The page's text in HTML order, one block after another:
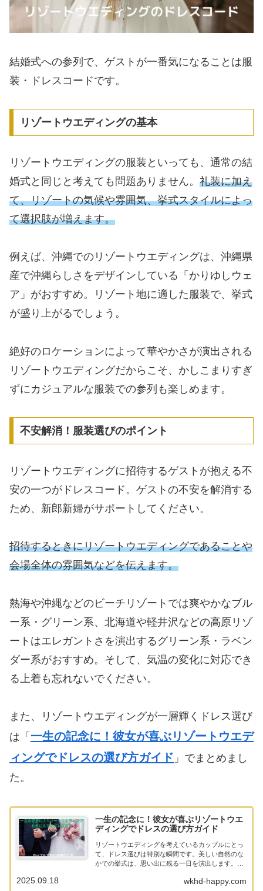
結婚式への参列で、ゲストが一番気になることは服
装・ドレスコードです。
リゾートウエディングの基本
リゾートウエディングの服装といっても、通常の結
婚式と同じと考えても問題ありません。 礼装に加え
て、リゾートの気候や雰囲気、挙式スタイルによっ
て選択肢が増えます。
例えば、沖縄でのリゾートウエディングは、沖縄県
産で沖縄らしさをデザインしている「かりゆしウェ
ア」がおすすめ。リゾート地に適した服装で、挙式
が盛り上がるでしょう。
絶好のロケーションによって華やかさが演出される
リゾートウエディングだからこそ、かしこまりすぎ
ずにカジュアルな服装での参列も楽しめます。
不安解消！服装選びのポイント
リゾートウエディングに招待するゲストが抱える不
安の一つがドレスコード。ゲストの不安を解消する
ため、新郎新婦がサポートしてください。
招待するときにリゾートウエディングであることや
会場全体の雰囲気などを伝えます。
熱海や沖縄などのビーチリゾートでは爽やかなブル
ー系・グリーン系、北海道や軽井沢などの高原リゾ
ートはエレガントさを演出するグリーン系・ラベン
ダー系がおすすめ。そして、気温の変化に対応でき
る上着も忘れないでください。
また、リゾートウエディングが一層輝くドレス選び
は「 一生の記念に！彼女が喜ぶリゾートウエデ
ィングでドレスの選び方ガイド 」でまとめまし
た。
一生の記念に！彼女が喜ぶリゾートウエ
ディングでドレスの選び方ガイド
リゾートウエディングを考えているカップルにとっ
て、ドレス選びは特別な瞬間です。美しい自然のな
かでの挙式は、思い出に残る一日を演出します。こ
レスの選び方やロケーション別のドレス映えポイン
wkhd-happy.com
2025.09.18